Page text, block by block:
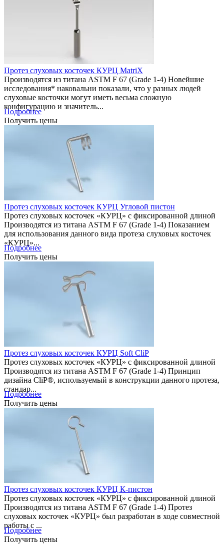
Протез слуховых косточек КУРЦ MatriX
Производятся из титана ASTM F 67 (Grade 1-4) Новейшие
исследования* наковальни показали, что у разных людей
слуховые косточки могут иметь весьма сложную
конфигурацию и значитель...
Подробнее
Получить цены
Протез слуховых косточек КУРЦ Угловой пистон
Протез слуховых косточек «КУРЦ» с фиксированной длиной
Производятся из титана ASTM F 67 (Grade 1-4) Показанием
для использования данного вида протеза слуховых косточек
«КУРЦ»...
Подробнее
Получить цены
Протез слуховых косточек КУРЦ Soft CliP
Протез слуховых косточек «КУРЦ» с фиксированной длиной
Производятся из титана ASTM F 67 (Grade 1-4) Принцип
дизайна CliP®, используемый в конструкции данного протеза,
стандар...
Подробнее
Получить цены
Протез слуховых косточек КУРЦ К-пистон
Протез слуховых косточек «КУРЦ» с фиксированной длиной
Производятся из титана ASTM F 67 (Grade 1-4) Протез
слуховых косточек «КУРЦ» был разработан в ходе совместной
работы с ...
Подробнее
Получить цены